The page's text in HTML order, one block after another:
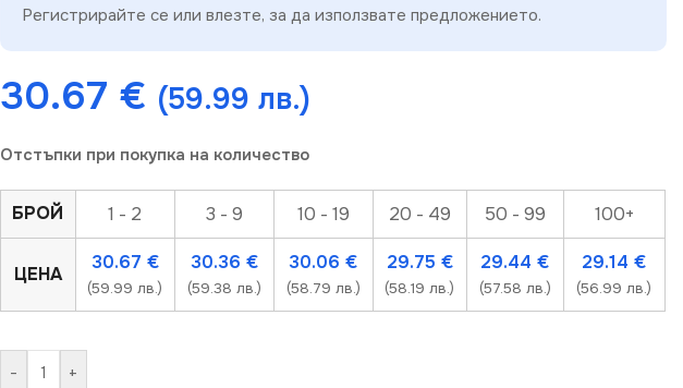
Регистрирайте се или влезте, за да използвате предложението.
30.67 € (59.99 лв.)
Отстъпки при покупка на количество
БРОЙ 1 - 2 3 - 9 10 - 19 20 - 49 50 - 99 100+
ЦЕНА
30.67 €
(59.99 лв.)
30.36 €
(59.38 лв.)
30.06€
(58.79 лв.)
29.75 €
(58.19 лв.)
29.44€
(57.58 лв.)
29.14€
(56.99 лв.)
- +